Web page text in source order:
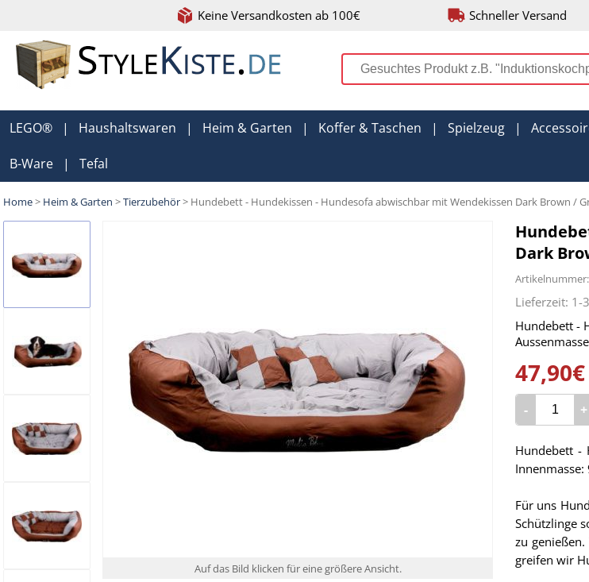
Keine Versandkosten ab 100€ Schneller Versand
LEGO® | Haushaltswaren | Heim & Garten | Koffer & Taschen | Spielzeug |
B-Ware | Tefal
Home> Heim & Garten >Tierzubehör> Hundebett - Hundekissen - Hundesofa abwischbar mit Wendekissen Dark Brown /
Auf das Bild klicken für eine größere Ansicht.
Dark
Artikelnummer:
Hundebett -
47,90€
- +
Hundebett -
Für uns
Schützlinge
zu
greifen wir